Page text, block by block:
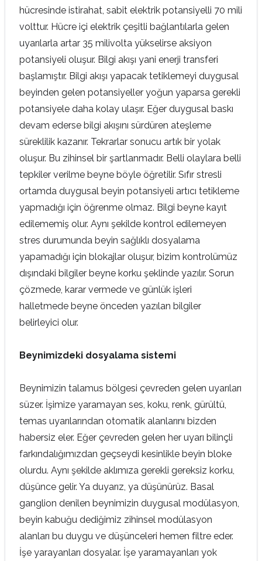
hücresinde istirahat, sabit elektrik potansiyelli 70 mili
volttur. Hücre içi elektrik çeşitli bağlantılarla gelen
uyarılarla artar 35 milivolta yükselirse aksiyon
potansiyeli oluşur. Bilgi akışı yani enerji transferi
başlamıştır. Bilgi akışı yapacak tetiklemeyi duygusal
beyinden gelen potansiyeller yoğun yaparsa gerekli
potansiyele daha kolay ulaşır. Eğer duygusal baskı
devam ederse bilgi akışını sürdüren ateşleme
süreklilik kazanır. Tekrarlar sonucu artık bir yolak
oluşur. Bu zihinsel bir şartlanmadır. Belli olaylara belli
tepkiler verilme beyne böyle öğretilir. Sıfır stresli
ortamda duygusal beyin potansiyeli artıcı tetikleme
yapmadığı için öğrenme olmaz. Bilgi beyne kayıt
edilememiş olur. Aynı şekilde kontrol edilemeyen
stres durumunda beyin sağlıklı dosyalama
yapamadığı için blokajlar oluşur, bizim kontrolümüz
dışındaki bilgiler beyne korku şeklinde yazılır. Sorun
çözmede, karar vermede ve günlük işleri
halletmede beyne önceden yazılan bilgiler
belirleyici olur.
Beynimizdeki dosyalama sistemi
Beynimizin talamus bölgesi çevreden gelen uyarıları
süzer. İşimize yaramayan ses, koku, renk, gürültü,
temas uyarılarından otomatik alanlarını bizden
habersiz eler. Eğer çevreden gelen her uyarı bilinçli
farkındalığımızdan geçseydi kesinlikle beyin bloke
olurdu. Aynı şekilde aklımıza gerekli gereksiz korku,
düşünce gelir. Ya duyarız, ya düşünürüz. Basal
ganglion denilen beynimizin duygusal modülasyon,
beyin kabuğu dediğimiz zihinsel modülasyon
alanları bu duygu ve düşünceleri hemen filtre eder.
İşe yarayanları dosyalar. İşe yaramayanları yok